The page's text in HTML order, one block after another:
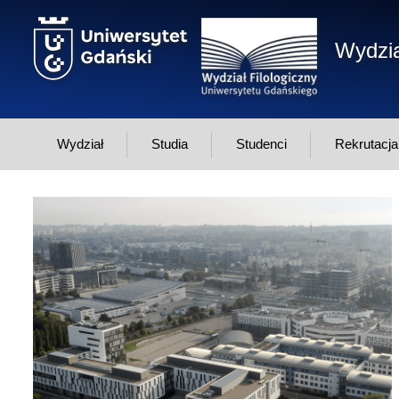
Wydział Studia Studenci Rekrutacja